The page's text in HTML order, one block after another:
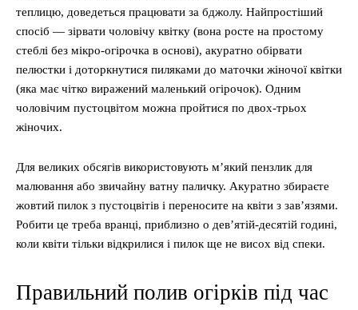
теплицю, доведеться працювати за бджолу. Найпростіший
спосіб — зірвати чоловічу квітку (вона росте на простому
стеблі без мікро-огірочка в основі), акуратно обірвати
пелюстки і доторкнутися пиляками до маточки жіночої квітки
(яка має чітко виражений маленький огірочок). Одним
чоловічим пустоцвітом можна пройтися по двох-трьох
жіночих.
Для великих обсягів використовують м’який пензлик для
малювання або звичайну ватну паличку. Акуратно збираєте
жовтий пилок з пустоцвітів і переносите на квіти з зав’язями.
Робити це треба вранці, приблизно о дев’ятій-десятій годині,
коли квіти тільки відкрилися і пилок ще не висох від спеки.
Правильний полив огірків під час